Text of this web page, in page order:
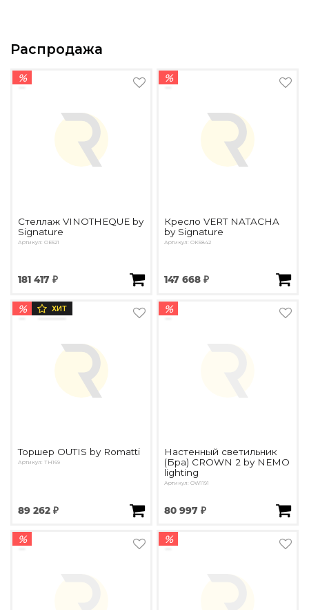
Распродажа
%
Стеллаж VINOTHEQUE by
Signature
Артикул: OE521
181 417 ₽
%
Кресло VERT NATACHA
by Signature
Артикул: OK5842
147 668 ₽
% ХИТ
Торшер OUTIS by Romatti
Артикул: TH169
89 262 ₽
%
Настенный светильник
(Бра) CROWN 2 by NEMO
lighting
Артикул: OW1191
80 997 ₽
% %